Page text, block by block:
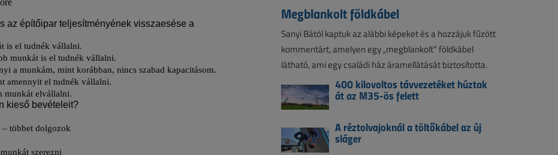
Megblankolt földkábel
Sanyi Bától kaptuk az alábbi képeket és a hozzájuk fűzött
kommentárt, amelyen egy „megblankolt” földkábel
látható, ami egy családi ház áramellátását biztosította.
400 kilovoltos távvezetéket húztak
át az M35-ös felett
A réztolvajoknál a töltőkábel az új
sláger